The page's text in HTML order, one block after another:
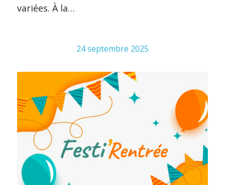
variées. À la…
24 septembre 2025